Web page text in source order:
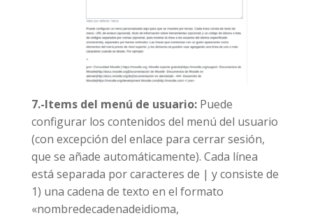
7.-Items del menú de usuario:Puede
configurar los contenidos del menú del usuario
(con excepción del enlace para cerrar sesión,
que se añade automáticamente). Cada línea
está separada por caracteres de | y consiste de
1) una cadena de texto en el formato
«nombredecadenadeidioma,